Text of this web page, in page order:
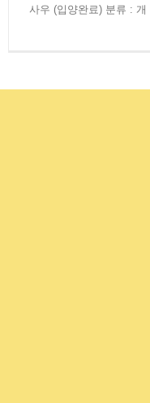
사우 (입양완료) 분류 : 개